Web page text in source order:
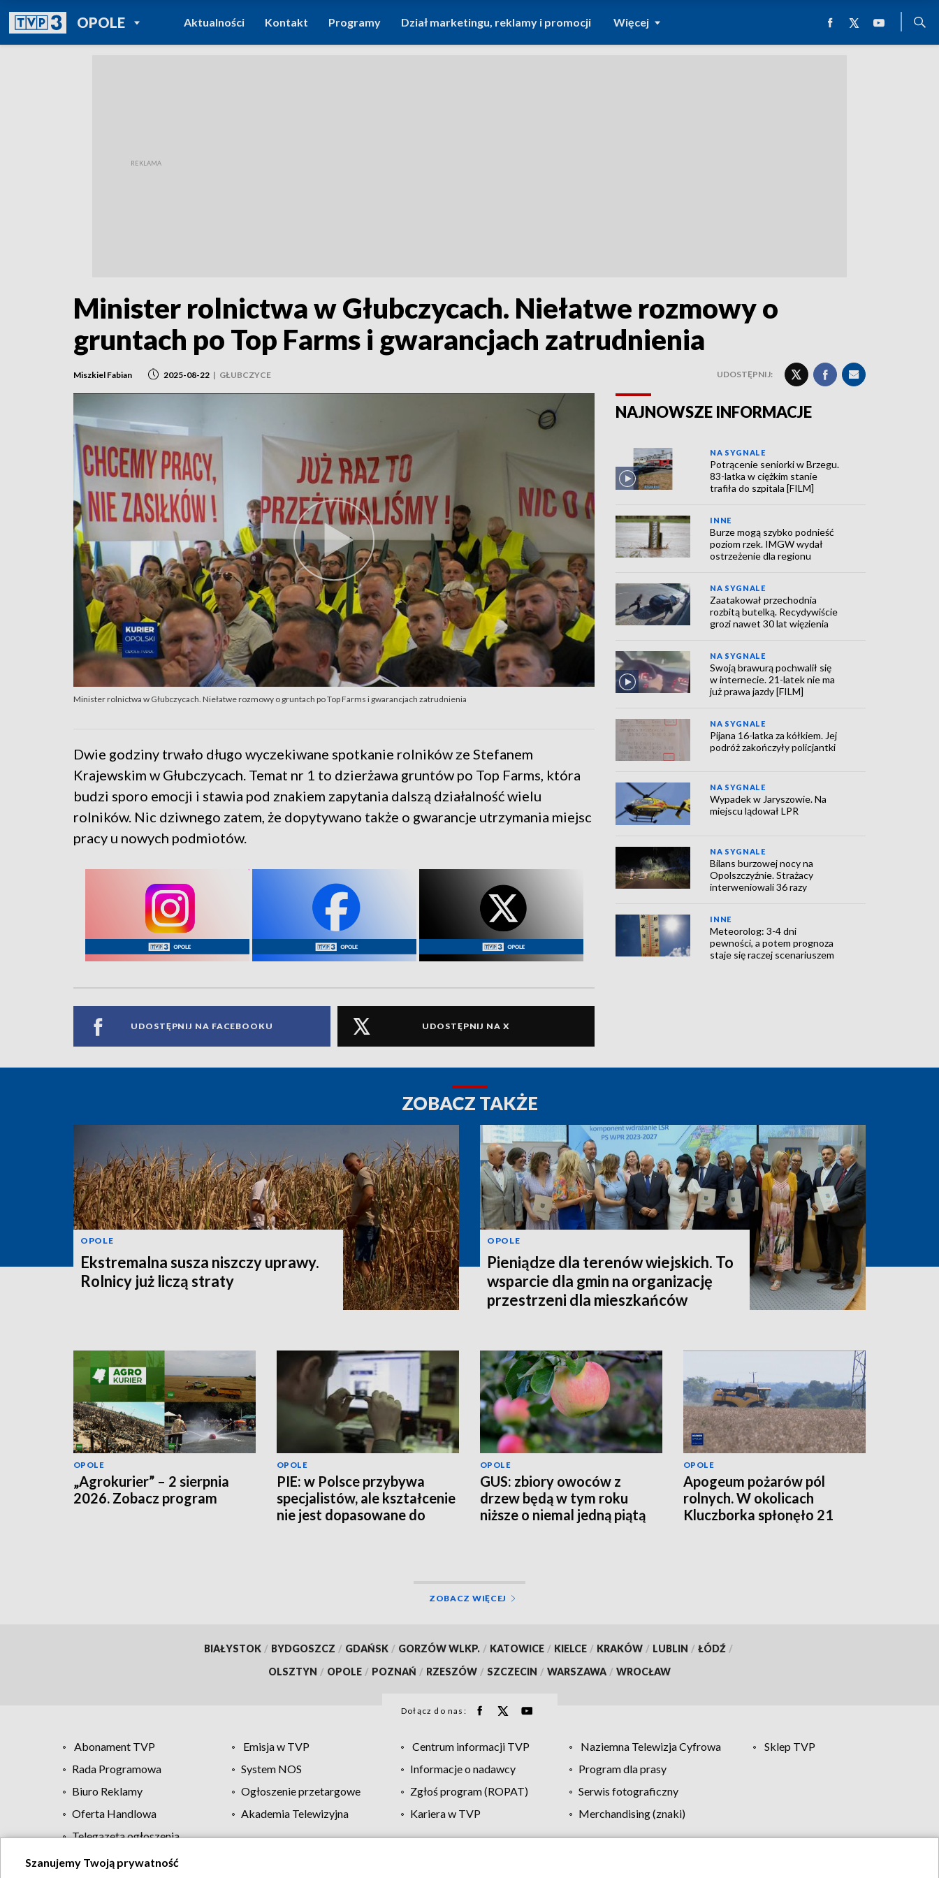
OPOLEPOWRÓT DO
TVP REGIONY
Aktualności Kontakt Programy Dział marketingu, reklamy i promocji Więcej
Minister rolnictwa w Głubczycach. Niełatwe rozmowy o
gruntach po Top Farms i gwarancjach zatrudnienia
Miszkiel Fabian 2025-08-22 | GŁUBCZYCE UDOSTĘPNIJ:
Minister rolnictwa w Głubczycach. Niełatwe rozmowy o gruntach po Top Farms i gwarancjach zatrudnienia
Dwie godziny trwało długo wyczekiwane spotkanie rolników ze Stefanem
Krajewskim w Głubczycach. Temat nr 1 to dzierżawa gruntów po Top Farms, która
budzi sporo emocji i stawia pod znakiem zapytania dalszą działalność wielu
rolników. Nic dziwnego zatem, że dopytywano także o gwarancje utrzymania miejsc
pracy u nowych podmiotów.
UDOSTĘPNIJ NA FACEBOOKU UDOSTĘPNIJ NA X
NAJNOWSZE INFORMACJE
NA SYGNALE
Potrącenie seniorki w Brzegu.
83-latka w ciężkim stanie
trafiła do szpitala [FILM]
INNE
Burze mogą szybko podnieść
poziom rzek. IMGW wydał
ostrzeżenie dla regionu
NA SYGNALE
Zaatakował przechodnia
rozbitą butelką. Recydywiście
grozi nawet 30 lat więzienia
NA SYGNALE
Swoją brawurą pochwalił się
w internecie. 21-latek nie ma
już prawa jazdy [FILM]
NA SYGNALE
Pijana 16-latka za kółkiem. Jej
podróż zakończyły policjantki
NA SYGNALE
Wypadek w Jaryszowie. Na
miejscu lądował LPR
NA SYGNALE
Bilans burzowej nocy na
Opolszczyźnie. Strażacy
interweniowali 36 razy
INNE
Meteorolog: 3-4 dni
pewności, a potem prognoza
staje się raczej scenariuszem
ZOBACZ TAKŻE
OPOLE
Ekstremalna susza niszczy uprawy.
Rolnicy już liczą straty
OPOLE
Pieniądze dla terenów wiejskich. To
wsparcie dla gmin na organizację
przestrzeni dla mieszkańców
OPOLE
„Agrokurier” – 2 sierpnia
2026. Zobacz program
OPOLE
PIE: w Polsce przybywa
specjalistów, ale kształcenie
nie jest dopasowane do
OPOLE
GUS: zbiory owoców z
drzew będą w tym roku
niższe o niemal jedną piątą
OPOLE
Apogeum pożarów pól
rolnych. W okolicach
Kluczborka spłonęło 21
ZOBACZ WIĘCEJ
BIAŁYSTOK / BYDGOSZCZ / GDAŃSK / GORZÓW WLKP. / KATOWICE / KIELCE / KRAKÓW / LUBLIN / ŁÓDŹ /
OLSZTYN / OPOLE / POZNAŃ / RZESZÓW / SZCZECIN / WARSZAWA / WROCŁAW
Dołącz do nas:
Abonament TVP Emisja w TVP Centrum informacji TVP Naziemna Telewizja Cyfrowa
Sklep TVP
Rada Programowa
System NOS Informacje o nadawcy
Program dla prasy
Biuro Reklamy
Ogłoszenie przetargowe Zgłoś program (ROPAT)
Serwis fotograficzny
Oferta Handlowa
Akademia Telewizyjna Kariera w TVP
Merchandising (znaki)
Telegazeta ogłoszenia
Szanujemy Twoją prywatność